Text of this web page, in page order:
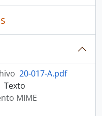
20-017-A.pdf
Texto
MIME